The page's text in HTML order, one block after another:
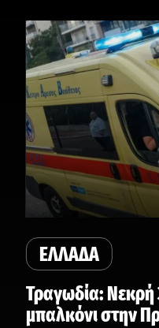
ΕΛΛΑΔΑ
Τραγωδία:
μπαλκόνι στην